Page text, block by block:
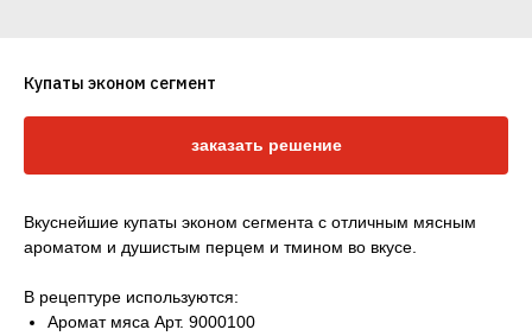
Купаты эконом сегмент
заказать решение
Вкуснейшие купаты эконом сегмента с отличным мясным
ароматом и душистым перцем и тмином во вкусе.
В рецептуре используются:
Аромат мяса Арт. 9000100